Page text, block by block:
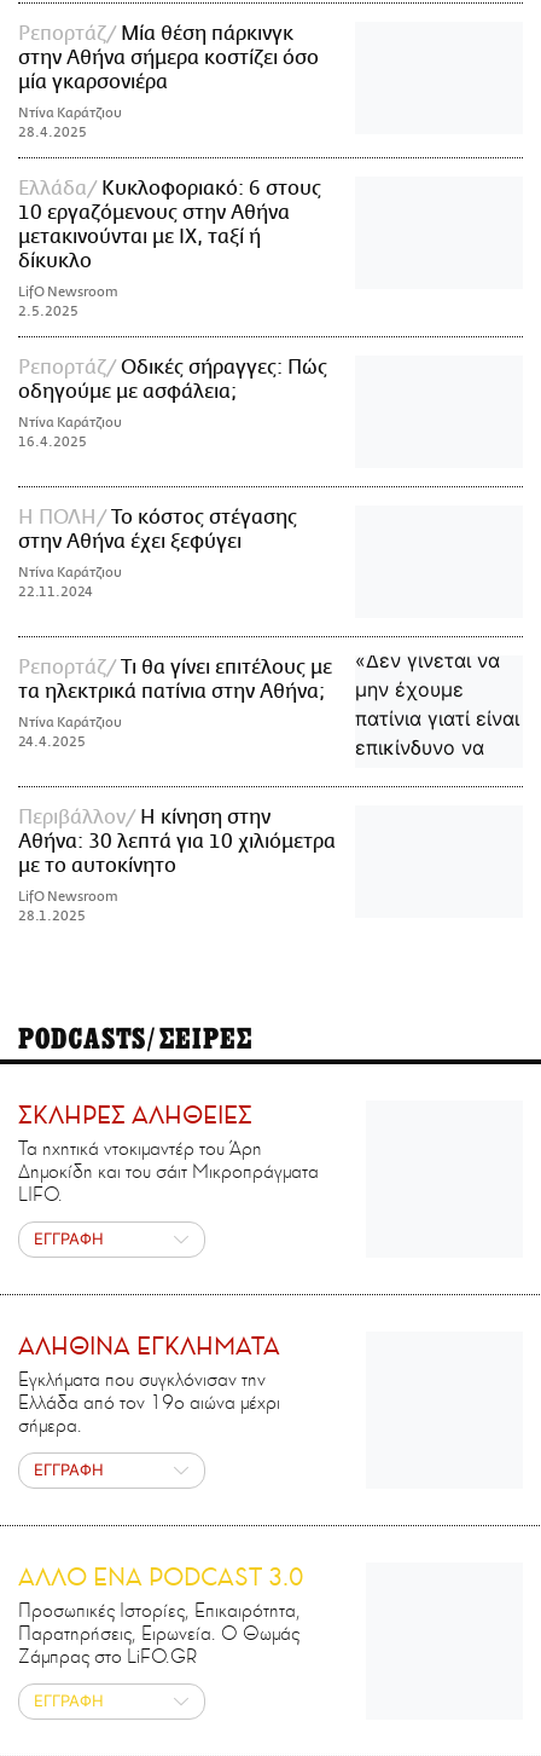
Ρεπορτάζ
Μία θέση πάρκινγκ
στην Αθήνα σήμερα κοστίζει όσο
μία γκαρσονιέρα
Ντίνα Καράτζιου
28.4.2025
Ελλάδα
Κυκλοφοριακό: 6 στους
10 εργαζόμενους στην Αθήνα
μετακινούνται με ΙΧ, ταξί ή
δίκυκλο
LifO Newsroom
2.5.2025
Ρεπορτάζ
Οδικές σήραγγες: Πώς
οδηγούμε με ασφάλεια;
Ντίνα Καράτζιου
16.4.2025
Η ΠΟΛΗ
Το κόστος στέγασης
στην Αθήνα έχει ξεφύγει
Ντίνα Καράτζιου
22.11.2024
Ρεπορτάζ
Τι θα γίνει επιτέλους με
τα ηλεκτρικά πατίνια στην Αθήνα;
Ντίνα Καράτζιου
24.4.2025
Περιβάλλον
Η κίνηση στην
Αθήνα: 30 λεπτά για 10 χιλιόμετρα
με το αυτοκίνητο
LifO Newsroom
28.1.2025
PODCASTS/ΣΕΙΡΕΣ
ΣΚΛΗΡΕΣ ΑΛΗΘΕΙΕΣ
Τα ηχητικά ντοκιμαντέρ του Άρη
Δημοκίδη και του σάιτ Μικροπράγματα
LIFO.
ΕΓΓΡΑΦΗ
ΑΛΗΘΙΝΑ ΕΓΚΛΗΜΑΤΑ
Εγκλήματα που συγκλόνισαν την
Ελλάδα από τον 19ο αιώνα μέχρι
σήμερα.
ΕΓΓΡΑΦΗ
ΑΛΛΟ ΕΝΑ PODCAST 3.0
Προσωπικές Ιστορίες, Επικαιρότητα,
Παρατηρήσεις, Ειρωνεία. Ο Θωμάς
Ζάμπρας στο LiFO.GR
ΕΓΓΡΑΦΗ